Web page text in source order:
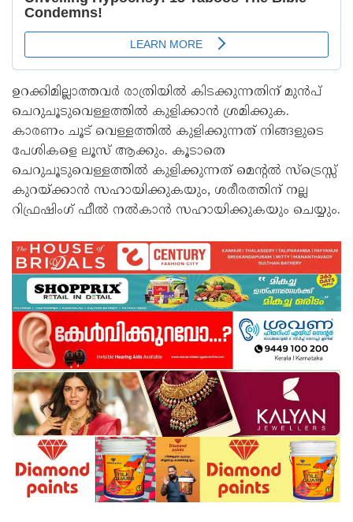
ഉറക്കിമില്ലാത്തവര്‍ രാത്രിയില്‍ കിടക്കുന്നതിന് മുന്‍പ്
ചെറുചൂടുവെള്ളത്തില്‍ കുളിക്കാന്‍ ശ്രമിക്കുക.
കാരണം ചൂട് വെള്ളത്തില്‍ കുളിക്കുന്നത് നിങ്ങളുടെ
പേശികളെ ലൂസ് ആക്കും. കൂടാതെ
ചെറുചൂടുവെള്ളത്തില്‍ കുളിക്കുന്നത് മെന്റല്‍ സ്ട്രെസ്സ്
കുറയ്ക്കാന്‍ സഹായിക്കുകയും, ശരീരത്തിന് നല്ല
റിഫ്രഷിംഗ് ഫീല്‍ നല്‍കാന്‍ സഹായിക്കുകയും ചെയ്യും.